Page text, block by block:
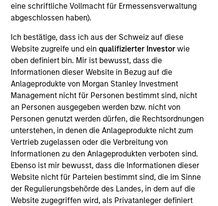
eine schriftliche Vollmacht für Ermessensverwaltung
abgeschlossen haben).
Ich bestätige, dass ich aus der Schweiz auf diese
Website zugreife und ein qualifizierter Investor wie
oben definiert bin. Mir ist bewusst, dass die
Informationen dieser Website in Bezug auf die
Anlageprodukte von Morgan Stanley Investment
Management nicht für Personen bestimmt sind, nicht
an Personen ausgegeben werden bzw. nicht von
Personen genutzt werden dürfen, die Rechtsordnungen
unterstehen, in denen die Anlageprodukte nicht zum
Vertrieb zugelassen oder die Verbreitung von
Informationen zu den Anlageprodukten verboten sind.
Ebenso ist mir bewusst, dass die Informationen dieser
Website nicht für Parteien bestimmt sind, die im Sinne
der Regulierungsbehörde des Landes, in dem auf die
Website zugegriffen wird, als Privatanleger definiert
seeking balanced drivers of risk and returns.
Differentiators
MSIM was a pioneer in emerging equity markets and the
Emerging Markets Equity (EME) team and our track record
dates back to 1986. Emerging markets are a heterogenous
opportunity set and we believe that our experience and
investment process provides us with the ability to
navigate complex economic, market and political
dynamics, critical to investing success in EM stocks.